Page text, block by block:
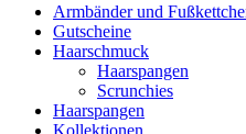
Armbänder und
Gutscheine
Haarschmuck
Haarspangen
Scrunchies
Haarspangen
Kollektionen